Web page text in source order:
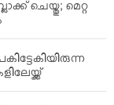
ചെയ്തു; മെറ്റ